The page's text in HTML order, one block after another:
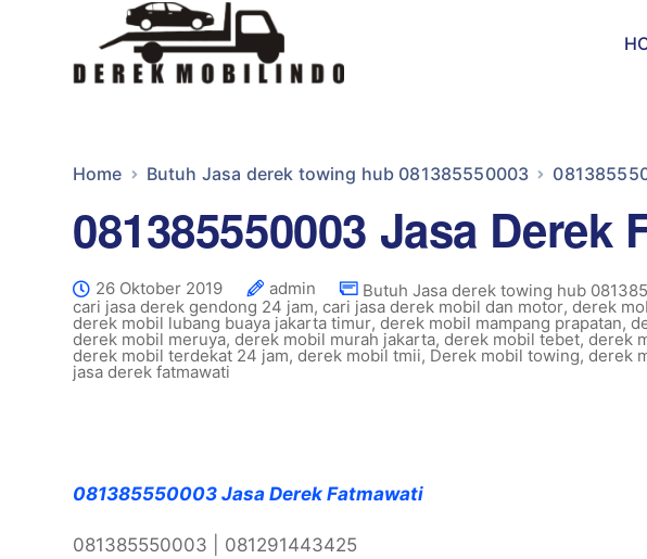
Home Butuh Jasa derek towing hub 081385550003
081385550003 Jasa Derek
26 Oktober 2019 admin Butuh Jasa derek towing hub
cari jasa derek gendong 24 jam, cari jasa derek mobil dan motor, derek
derek mobil lubang buaya jakarta timur, derek mobil mampang prapatan,
derek mobil meruya, derek mobil murah jakarta, derek mobil tebet, derek
derek mobil terdekat 24 jam, derek mobil tmii, Derek mobil towing, derek
jasa derek fatmawati
081385550003 Jasa Derek Fatmawati
081385550003 | 081291443425